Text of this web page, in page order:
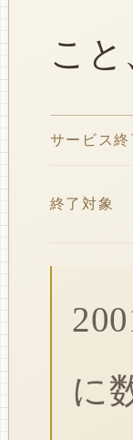
こ
サービス終
終了対象
に